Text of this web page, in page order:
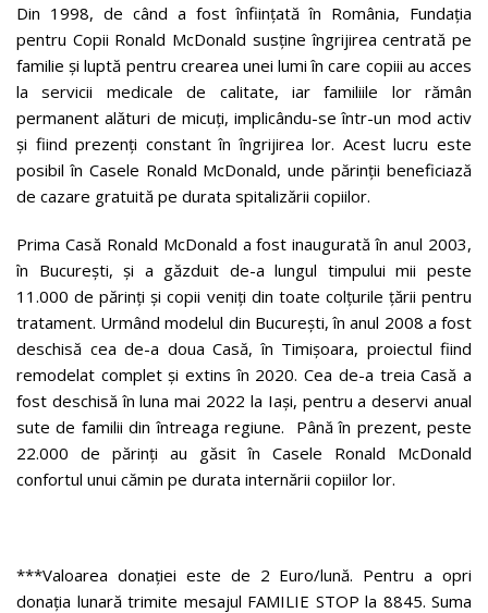
Din 1998, de când a fost înființată în România, Fundația
pentru Copii Ronald McDonald susține îngrijirea centrată pe
familie și luptă pentru crearea unei lumi în care copiii au acces
la servicii medicale de calitate, iar familiile lor rămân
permanent alături de micuți, implicându-se într-un mod activ
și fiind prezenți constant în îngrijirea lor. Acest lucru este
posibil în Casele Ronald McDonald, unde părinții beneficiază
de cazare gratuită pe durata spitalizării copiilor.
Prima Casă Ronald McDonald a fost inaugurată în anul 2003,
în București, și a găzduit de-a lungul timpului mii peste
11.000 de părinți și copii veniți din toate colțurile țării pentru
tratament. Urmând modelul din București, în anul 2008 a fost
deschisă cea de-a doua Casă, în Timișoara, proiectul fiind
remodelat complet și extins în 2020. Cea de-a treia Casă a
fost deschisă în luna mai 2022 la Iași, pentru a deservi anual
sute de familii din întreaga regiune. Până în prezent, peste
22.000 de părinți au găsit în Casele Ronald McDonald
confortul unui cămin pe durata internării copiilor lor.
***Valoarea donației este de 2 Euro/lună. Pentru a opri
donația lunară trimite mesajul FAMILIE STOP la 8845. Suma